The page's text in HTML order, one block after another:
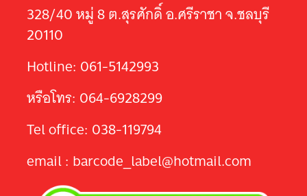
328/40 หมู่ 8 ต.สุรศักดิ์ อ.ศรีราชา จ.ชลบุรี
20110
Hotline: 061-5142993
หรือโทร: 064-6928299
Tel office: 038-119794
email : barcode_label@hotmail.com